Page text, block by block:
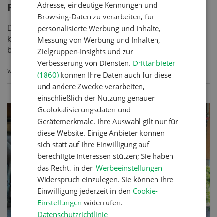
Pheromone gegen Wolfsangriffe
Der Einsatz von Pheromonen ist in der Landwirtschaft
kein Fremdwort – sie haben sich im Pflanzenschutz
bereits bewährt. Nun findet diese Technologie auch i...
WEITERLESEN
Adresse, eindeutige Kennungen und
Browsing-Daten zu verarbeiten, für
personalisierte Werbung und Inhalte,
Messung von Werbung und Inhalten,
Zielgruppen-Insights und zur
Verbesserung von Diensten. Drittanbieter
(1860) können Ihre Daten auch für diese
und andere Zwecke verarbeiten,
einschließlich der Nutzung genauer
Geolokalisierungsdaten und
Gerätemerkmale. Ihre Auswahl gilt nur für
diese Website. Einige Anbieter können
sich statt auf Ihre Einwilligung auf
berechtigte Interessen stützen; Sie haben
das Recht, in denWerbeeinstellungen
Widerspruch einzulegen. Sie können Ihre
Einwilligung jederzeit in den Cookie-
Einstellungen widerrufen.
Datenschutzrichtlinie